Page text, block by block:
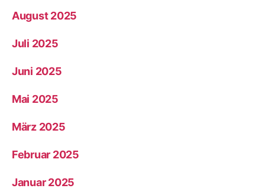
August 2025
Juli 2025
Juni 2025
Mai 2025
März 2025
Februar 2025
Januar 2025